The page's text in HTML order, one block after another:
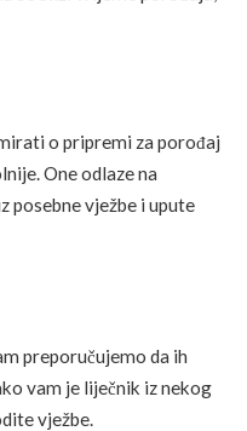
o pripremi za porođaj
One odlaze na
posebne vježbe i upute
preporučujemo da ih
vam je liječnik iz nekog
vježbe.